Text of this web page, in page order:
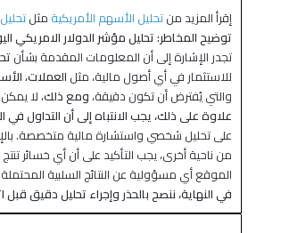
إقرأ المزيد منتحليل الأسهم الأمريكية مثل
توضيح المخاطر: تحليل مؤشر الدولار الامريكي
تجدر الإشارة إلى أن المعلومات المقدمة بشأن
للاستثمار في أي أصول مالية، مثل العملات،
والتي يُفترض أن تكون دقيقة،ومع ذلك، لا يمكن
علاوة على ذلك، يجب الانتباه إلى أن التداول
على تحليل شخصي واستشارة مالية متخصصة.
من ناحية أخرى، يجب التأكيد على أن أي خسائر
الموقع أي مسؤولية عن النتائج السلبية
في النهاية، ننصح بالحذر وإجراء تحليل دقيق قبل